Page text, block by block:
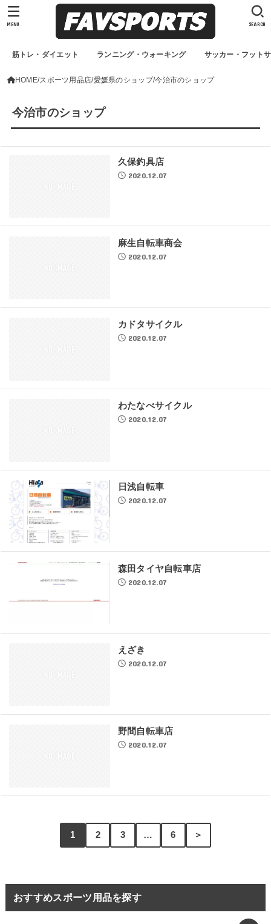
筋トレ・ダイエット ランニング・ウォーキング サッカー・フット
SEARCH
MENU
HOME スポーツ用品店 愛媛県のショップ 今治市のショップ
今治市のショップ
久保釣具店
2020.12.07
麻生自転車商会
2020.12.07
カドタサイクル
2020.12.07
わたなべサイクル
2020.12.07
日浅自転車
2020.12.07
森田タイヤ自転車店
2020.12.07
えざき
2020.12.07
野間自転車店
2020.12.07
1 2 3 … 6 ＞
おすすめスポーツ用品を探す